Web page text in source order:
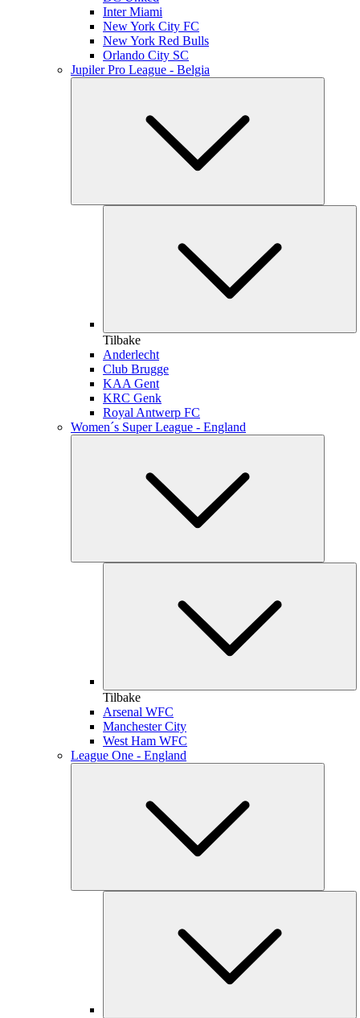
Inter Miami
New York City FC
New York Red Bulls
Orlando City SC
Jupiler Pro League - Belgia
Tilbake
Anderlecht
Club Brugge
KAA Gent
KRC Genk
Royal Antwerp FC
Women´s Super League - England
Tilbake
Arsenal WFC
Manchester City
West Ham WFC
League One - England